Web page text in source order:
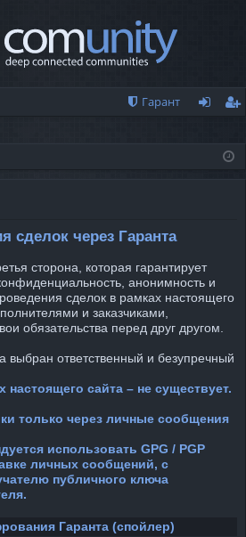
Гарант
ис
сделок через Гаранта
сторона, которая гарантирует
анонимность и
сделок в рамках настоящего
и заказчиками,
обязательства перед друг другом.
ответственный и безупречный
настоящего сайта – не существует.
только через личные сообщения
использовать GPG / PGP
личных сообщений, с
публичного ключа
Гаранта (спойлер)